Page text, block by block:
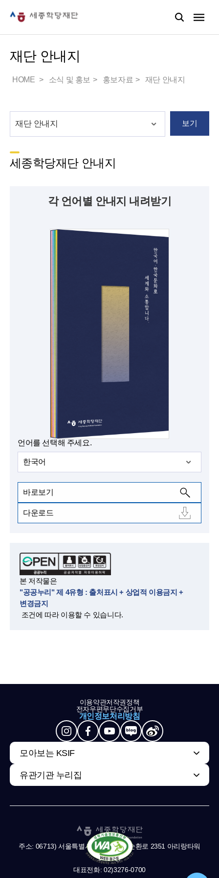
재단 안내지
HOME 소식 및 홍보 홍보자료 재단 안내지
보기
세종학당재단 안내지
각 언어별 안내지 내려받기
언어를 선택해 주세요.
한국어
바로보기
다운로드
본 저작물은
"공공누리" 제 4유형 : 출처표시 + 상업적 이용금지 +
변경금지
조건에 따라 이용할 수 있습니다.
이용약관저작권정책
전자우편무단수집거부
개인정보처리방침
모아보는 KSIF
유관기관 누리집
주소: 06713) 서울특별시 서초구 남부순환로 2351 아리랑타워
11,13층
대표전화: 02)3276-0700